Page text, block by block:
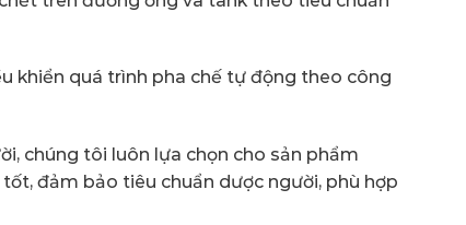
khiển quá trình pha chế tự động theo công
chúng tôi luôn lựa chọn cho sản phẩm
đảm bảo tiêu chuẩn dược người, phù hợp